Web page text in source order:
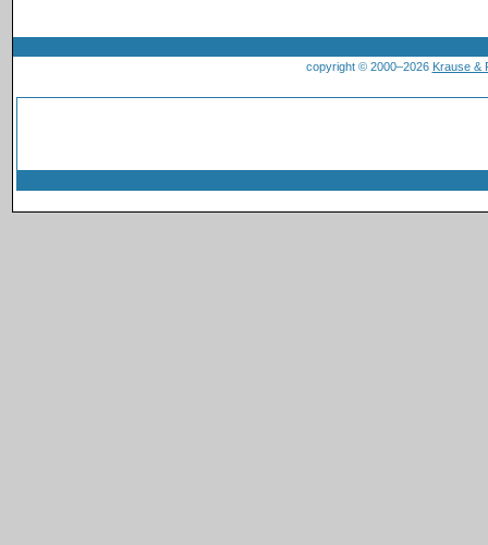
copyright © 2000–2026 Krause &